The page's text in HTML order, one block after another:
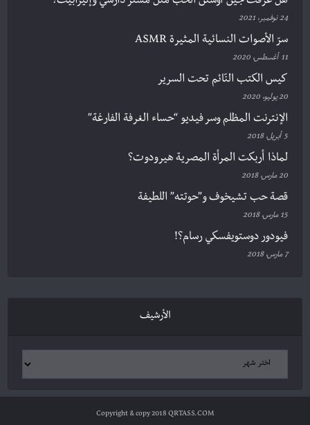
24 نوفمبر، 2021
سرّ الأصوات النسائية المثيرة ASMR
11 أغسطس، 2020
كيس الكتب النّائم تحت السرير
20 يوليو، 2020
الإنترنت المظلم وسر فيديو “حساء الغرفة الفارغة”
5 أبريل، 2018
لماذا أربكت المرأة المصرية هيرودوت؟
20 مارس، 2018
قصة حب تشيخوف و”حوتته” اللطيفة
15 مارس، 2018
فيودور دوستويفسكي رسام؟!
7 مارس، 2018
الأرشيف
Copyright & copy 2018 QRTASS.COM